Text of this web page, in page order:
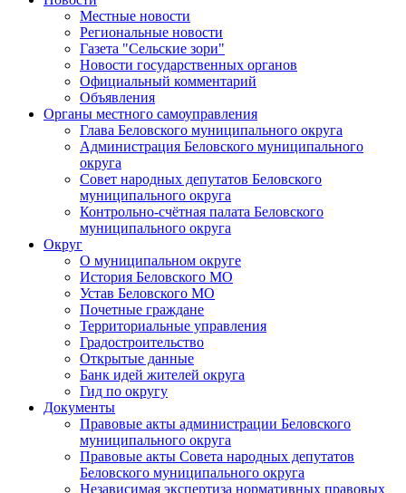
Местные новости
Региональные новости
Газета "Сельские зори"
Новости государственных органов
Официальный комментарий
Объявления
Органы местного самоуправления
Глава Беловского муниципального округа
Администрация Беловского муниципального
округа
Совет народных депутатов Беловского
муниципального округа
Контрольно-счётная палата Беловского
муниципального округа
Округ
О муниципальном округе
История Беловского МО
Устав Беловского МО
Почетные граждане
Территориальные управления
Градостроительство
Открытые данные
Банк идей жителей округа
Гид по округу
Документы
Правовые акты администрации Беловского
муниципального округа
Правовые акты Совета народных депутатов
Беловского муниципального округа
Независимая экспертиза нормативных правовых